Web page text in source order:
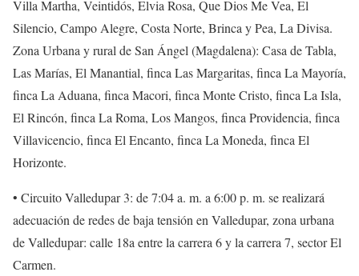
Villa Martha, Veintidós, Elvia Rosa, Que Dios Me Vea, El
Silencio, Campo Alegre, Costa Norte, Brinca y Pea, La Divisa.
Zona Urbana y rural de San Ángel (Magdalena): Casa de Tabla,
Las Marías, El Manantial, finca Las Margaritas, finca La Mayoría,
finca La Aduana, finca Macori, finca Monte Cristo, finca La Isla,
El Rincón, finca La Roma, Los Mangos, finca Providencia, finca
Villavicencio, finca El Encanto, finca La Moneda, finca El
Horizonte.
• Circuito Valledupar 3: de 7:04 a. m. a 6:00 p. m. se realizará
adecuación de redes de baja tensión en Valledupar, zona urbana
de Valledupar: calle 18a entre la carrera 6 y la carrera 7, sector El
Carmen.